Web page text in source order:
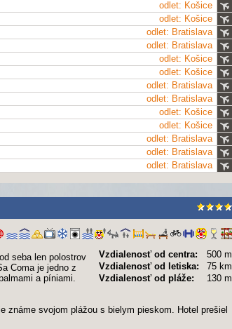
odlet: Košice
odlet: Košice
odlet: Bratislava
odlet: Bratislava
odlet: Košice
odlet: Košice
odlet: Bratislava
odlet: Bratislava
odlet: Košice
odlet: Košice
odlet: Bratislava
odlet: Bratislava
odlet: Bratislava
Vzdialenosť od centra:
500 m
Vzdialenosť od letiska:
75 km
Vzdialenosť od pláže:
130 m
seba len polostrov
Coma je jedno z
a píniami.
známe svojom plážou s bielym pieskom. Hotel prešiel